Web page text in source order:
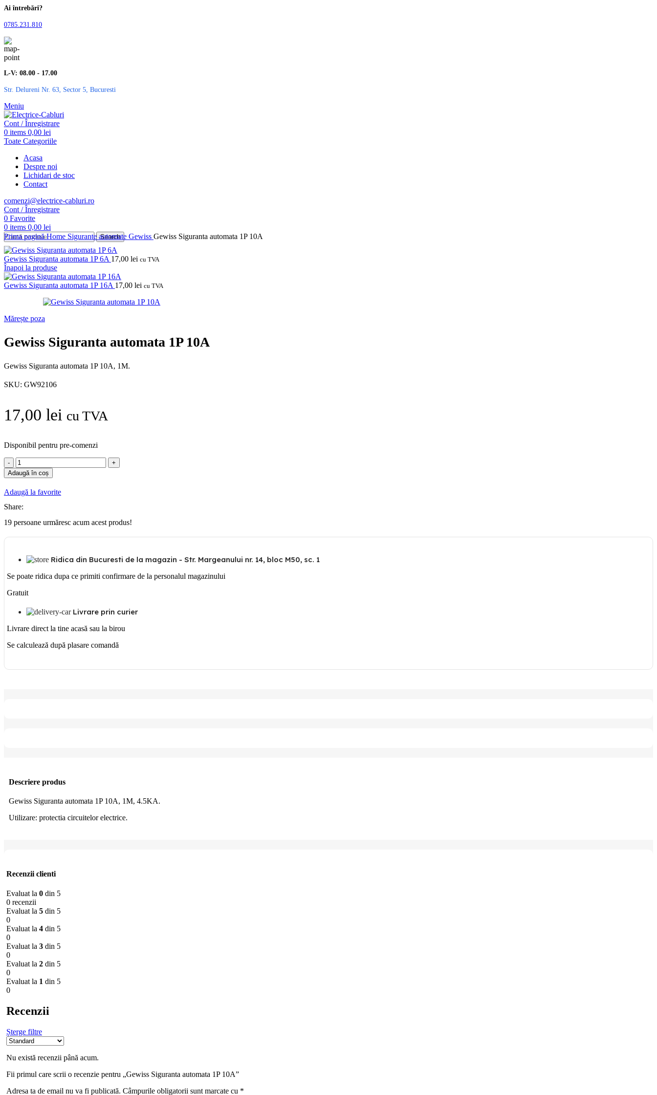
Ai întrebări?
0785.231.810
L-V: 08.00 - 17.00
Str. Delureni Nr. 63, Sector 5, Bucuresti
Meniu
Cont / Înregistrare
0 items 0,00 lei
Toate Categoriile
Acasa
Despre noi
Lichidari de stoc
Contact
comenzi@electrice-cabluri.ro
Cont / Înregistrare
0 Favorite
0 items 0,00 lei
Search
Prima paginăHome Sigurante automate Gewiss Gewiss Siguranta automata 1P 10A
Gewiss Siguranta automata 1P 6A 17,00 lei cu TVA
Înapoi la produse
Gewiss Siguranta automata 1P 16A 17,00 lei cu TVA
Mărește poza
Gewiss Siguranta automata 1P 10A
Gewiss Siguranta automata 1P 10A, 1M.
SKU: GW92106
17,00 lei cu TVA
Disponibil pentru pre-comenzi
Cantitate
Gewiss
Siguranta
automata
1P
10A
Adaugă în coș
Adaugă la favorite
Share:
19 persoane urmăresc acum acest produs!
Ridica din Bucuresti de la magazin - Str. Margeanului nr. 14, bloc M50, sc. 1
Se poate ridica dupa ce primiti confirmare de la personalul magazinului
Gratuit
Livrare prin curier
Livrare direct la tine acasă sau la birou
Se calculează după plasare comandă
Descriere produs
Gewiss Siguranta automata 1P 10A, 1M, 4.5KA.
Utilizare: protectia circuitelor electrice.
Recenzii clienti
Evaluat la 0 din 5
0 recenzii
Evaluat la 5 din 5
0
Evaluat la 4 din 5
0
Evaluat la 3 din 5
0
Evaluat la 2 din 5
0
Evaluat la 1 din 5
0
Recenzii
Șterge filtre
Nu există recenzii până acum.
Fii primul care scrii o recenzie pentru „Gewiss Siguranta automata 1P 10A”
Adresa ta de email nu va fi publicată. Câmpurile obligatorii sunt marcate cu *